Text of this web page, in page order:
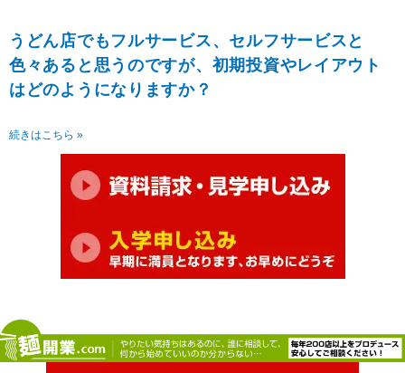
うどん店でもフルサービス、セルフサービスと
色々あると思うのですが、初期投資やレイアウト
はどのようになりますか？
続きはこちら »